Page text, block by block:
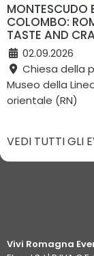
MONTESCUDO
COLOMBO:
TASTE AND
02.09.2026
Chiesa della
Museo della
orientale (RN)
VEDI TUTTI GLI
Vivi Romagna